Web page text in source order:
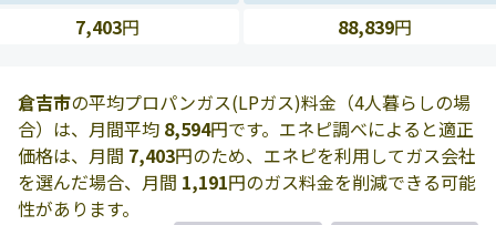
7,403円 88,839円
倉吉市の平均プロパンガス(LPガス)料金（4人暮らしの場
合）は、月間平均 8,594円です。エネピ調べによると適正
価格は、月間 7,403円のため、エネピを利用してガス会社
を選んだ場合、月間 1,191円のガス料金を削減できる可能
性があります。